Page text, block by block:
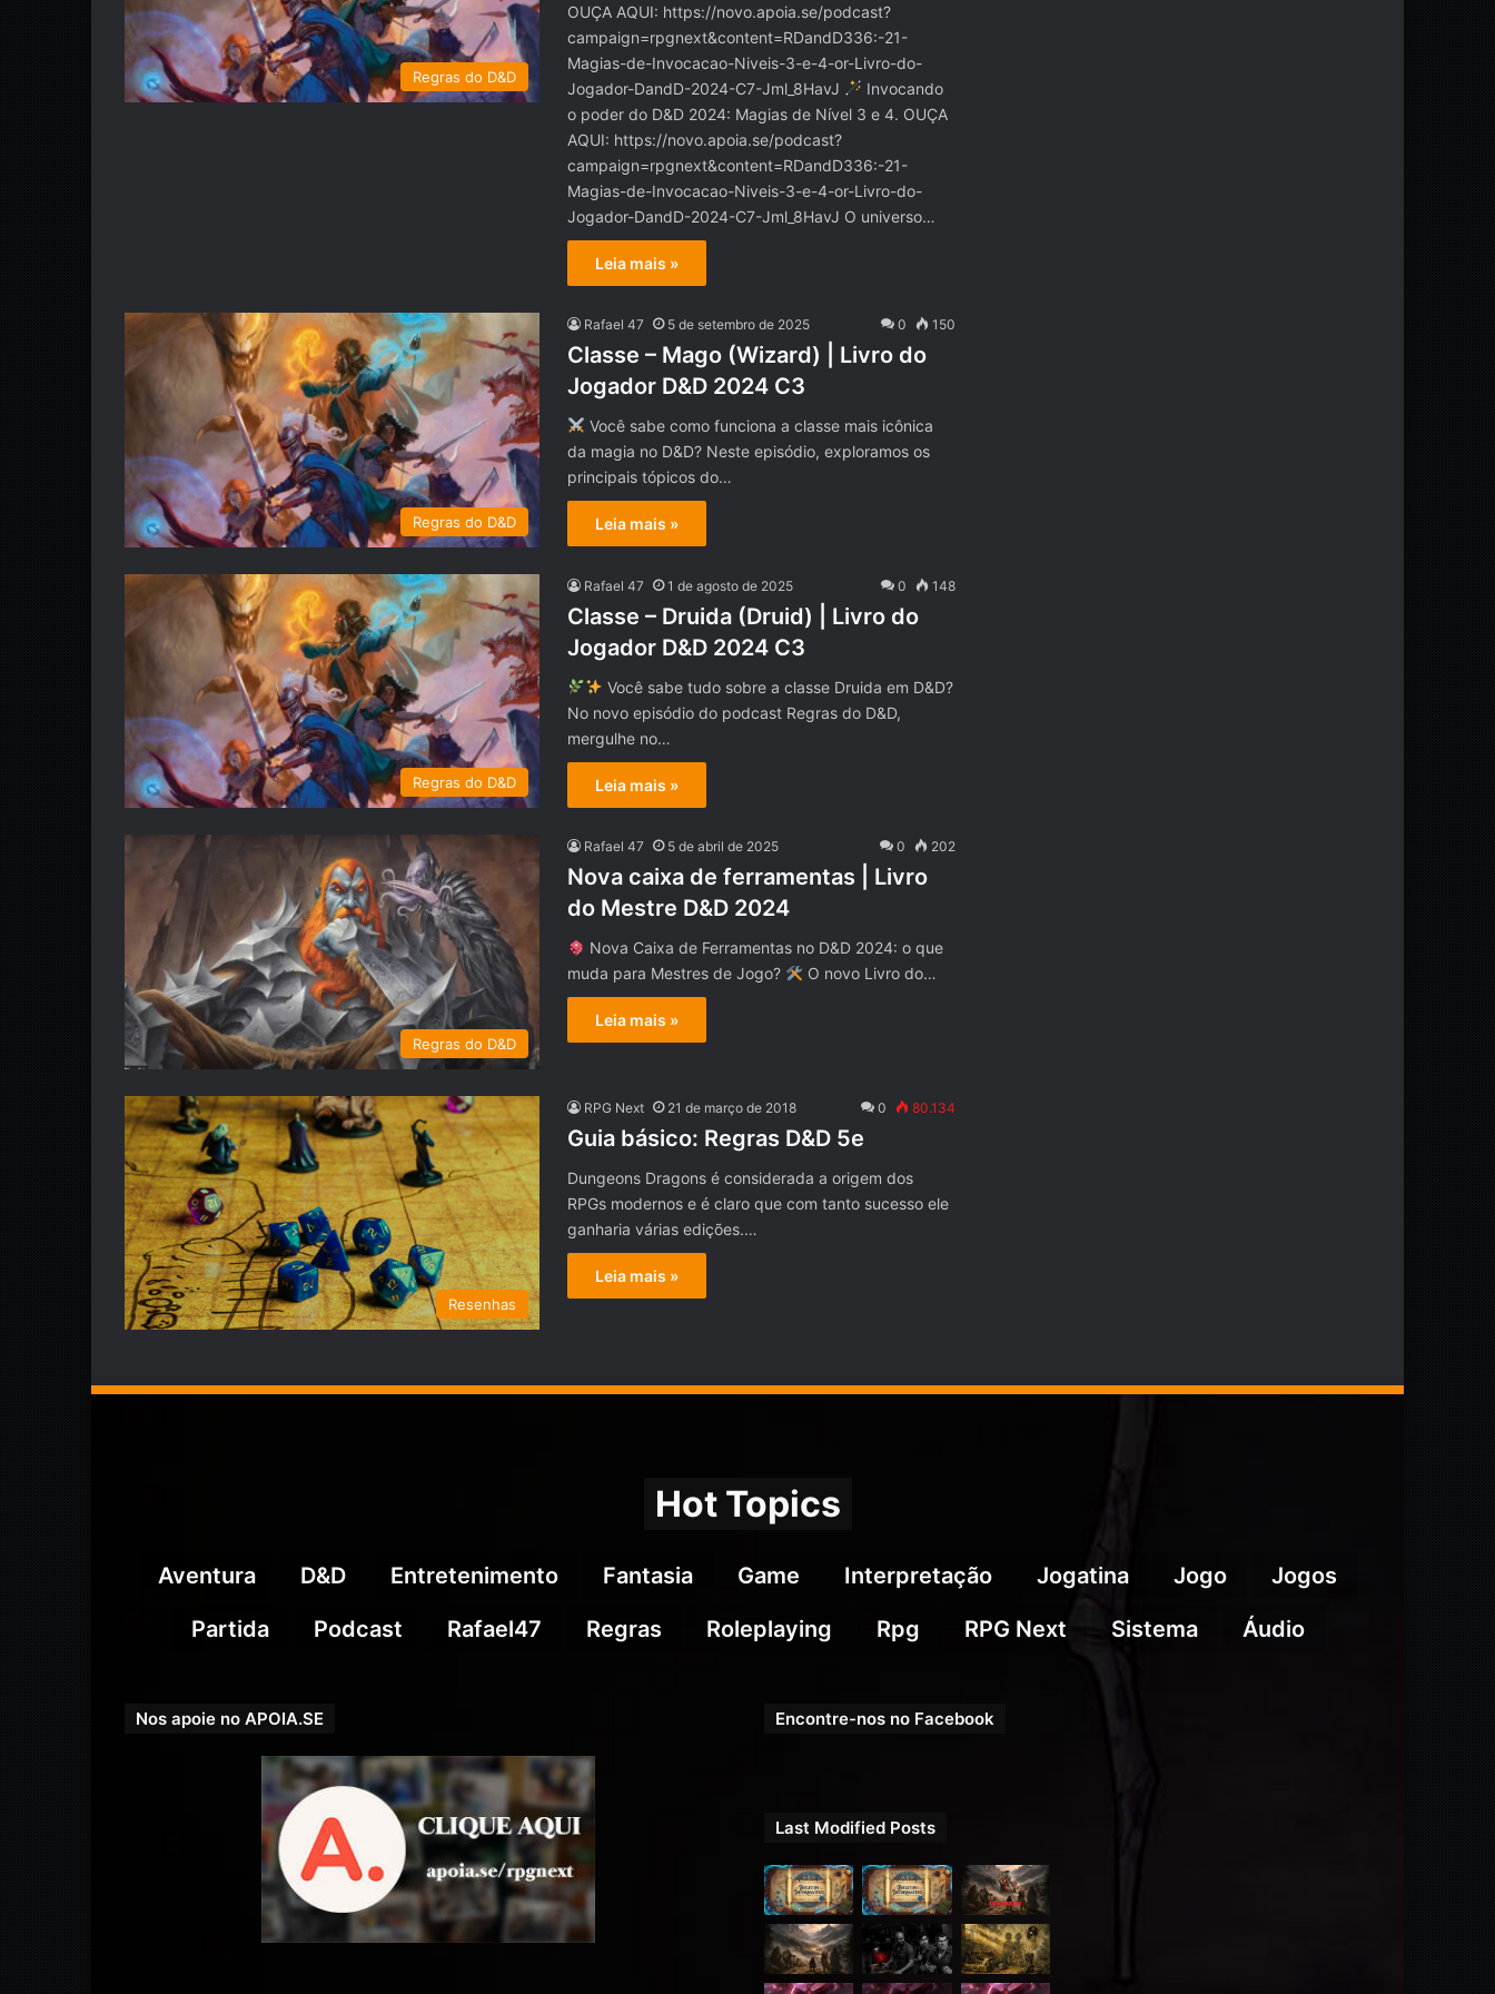
Regras do D&D
OUÇA AQUI: https://novo.apoia.se/podcast?
campaign=rpgnext&content=RDandD336:-21-
Magias-de-Invocacao-Niveis-3-e-4-or-Livro-do-
Jogador-DandD-2024-C7-Jml_8HavJ
Invocando
o poder do D&D 2024: Magias de Nível 3 e 4. OUÇA
AQUI: https://novo.apoia.se/podcast?
campaign=rpgnext&content=RDandD336:-21-
Magias-de-Invocacao-Niveis-3-e-4-or-Livro-do-
Jogador-DandD-2024-C7-Jml_8HavJ O universo…
Leia mais »
Regras do D&D
Rafael 47 5 de setembro de 2025 0 150
Classe – Mago (Wizard) | Livro do
Jogador D&D 2024 C3
Você sabe como funciona a classe mais icônica
da magia no D&D? Neste episódio, exploramos os
principais tópicos do…
Leia mais »
Regras do D&D
Rafael 47 1 de agosto de 2025 0 148
Classe – Druida (Druid) | Livro do
Jogador D&D 2024 C3
Você sabe tudo sobre a classe Druida em D&D?
No novo episódio do podcast Regras do D&D,
mergulhe no…
Leia mais »
Regras do D&D
Rafael 47 5 de abril de 2025 0 202
Nova caixa de ferramentas | Livro
do Mestre D&D 2024
Nova Caixa de Ferramentas no D&D 2024: o que
muda para Mestres de Jogo?
O novo Livro do…
Leia mais »
Resenhas
RPG Next 21 de março de 2018 0 80.134
Guia básico: Regras D&D 5e
Dungeons Dragons é considerada a origem dos
RPGs modernos e é claro que com tanto sucesso ele
ganharia várias edições.…
Leia mais »
Hot Topics
Aventura D&D Entretenimento Fantasia Game Interpretação Jogatina Jogo
Jogos
Partida
Podcast Rafael47 Regras Roleplaying Rpg RPG Next Sistema Áudio
Nos apoie no APOIA.SE Encontre-nos no Facebook
Last Modified Posts